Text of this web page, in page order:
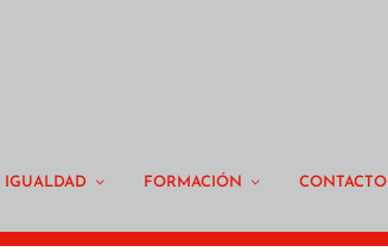
IGUALDAD FORMACIÓN CONTACTO